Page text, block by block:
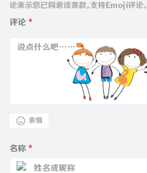
论表示您已同意该条款。支持Emoji评论。
评论 *
表情
名称 *